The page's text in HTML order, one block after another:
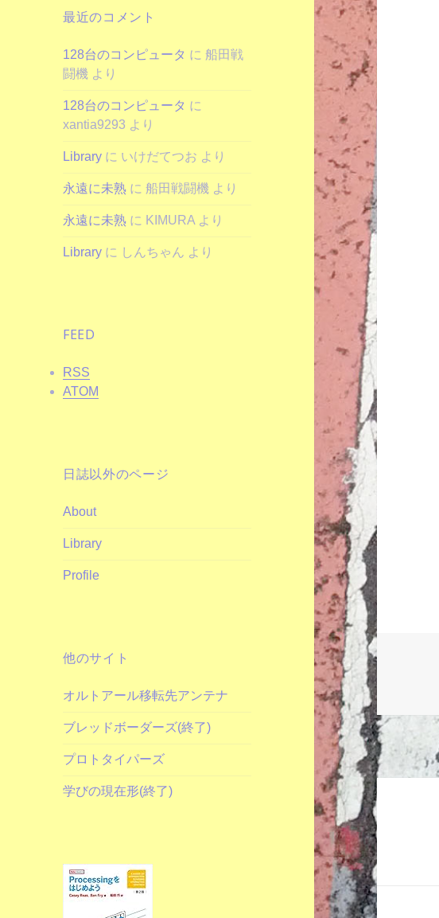
最近のコメント
128台のコンピュータ に船田戦
闘機 より
128台のコンピュータ に
xantia9293 より
Library に いけだてつお より
永遠に未熟 に船田戦闘機 より
永遠に未熟 に KIMURA より
Library に しんちゃん より
FEED
RSS
ATOM
日誌以外のページ
About
Library
Profile
他のサイト
オルトアール移転先アンテナ
ブレッドボーダーズ(終了)
プロトタイパーズ
学びの現在形(終了)
投
ナ
ビ
ゲ
ー